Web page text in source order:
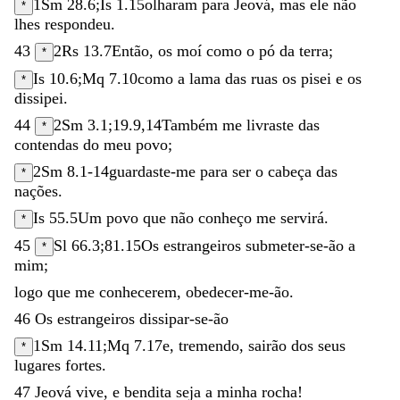
* 1Sm 28.6; Is 1.15olharam para Jeová, mas ele não
lhes respondeu.
43
* 2Rs 13.7Então, os moí como o pó da terra;
* Is 10.6;Mq 7.10como a lama das ruas os pisei e os
dissipei.
44
* 2Sm 3.1 ;19.9,14Também me livraste das
contendas do meu povo;
* 2Sm 8.1-14guardaste-me para ser o cabeça das
nações.
* Is 55.5Um povo que não conheço me servirá.
45
* Sl 66.3;81.15Os estrangeiros submeter-se-ão a
mim;
logo que me conhecerem, obedecer-me-ão.
46 Os estrangeiros dissipar-se-ão
* 1Sm 14.11 ;Mq 7.17e, tremendo, sairão dos seus
lugares fortes.
47 Jeová vive, e bendita seja a minha rocha!